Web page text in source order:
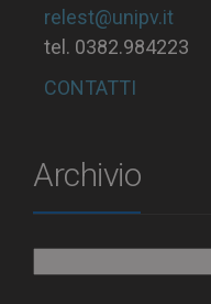
relest@unipv.it
tel. 0382.984223
CONTATTI
Archivio